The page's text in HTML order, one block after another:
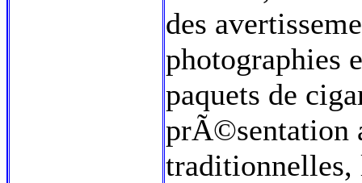
des
photographies
paquets de
prÃ©sentation
traditionnelles,